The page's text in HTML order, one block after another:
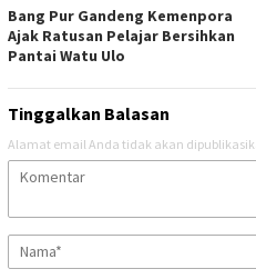
Bang Pur Gandeng Kemenpora
Ajak Ratusan Pelajar Bersihkan
Pantai Watu Ulo
Tinggalkan Balasan
Alamat email Anda tidak akan